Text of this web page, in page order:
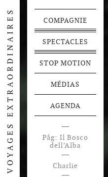
COMPAGNIE
SPECTACLES
STOP MOTION
MÉDIAS
AGENDA
Påg: Il Bosco
dell’Alba
Charlie